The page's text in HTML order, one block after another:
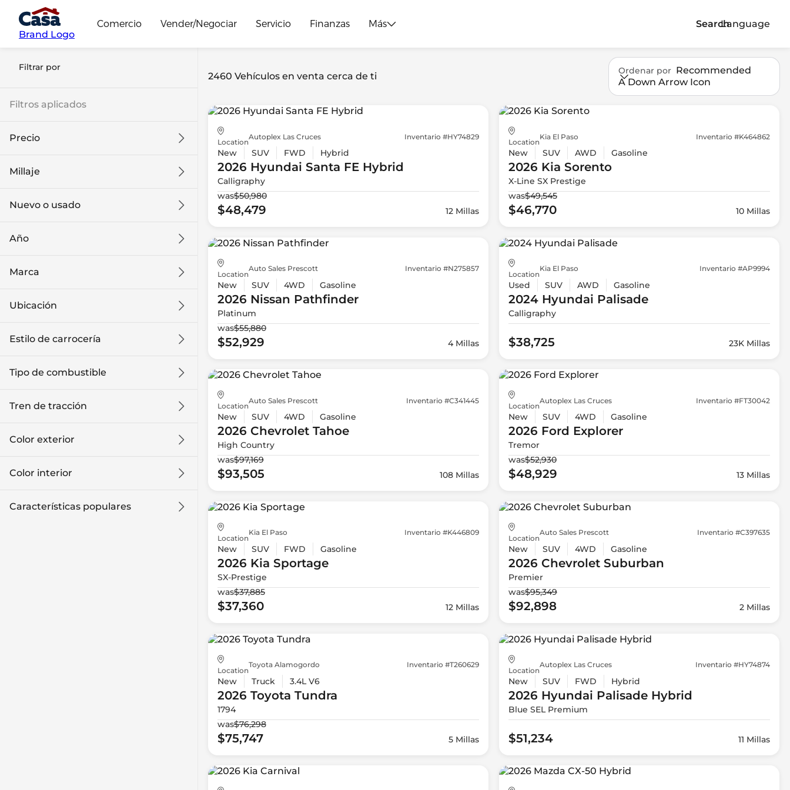
Brand Logo
Comercio Vender/Negociar Servicio Finanzas Más SearchLanguage
Filtrar por
Filtros aplicados
Precio
Millaje
Nuevo o usado
Año
Marca
Ubicación
Estilo de carrocería
Tipo de combustible
Tren de tracción
Color exterior
Color interior
Características populares
2460 Vehículos en venta cerca de ti Ordenar por Recommended
A Down Arrow Icon
Location
Autoplex Las Cruces Inventario #HY74829
New SUV FWD Hybrid
2026 Hyundai Santa FE Hybrid
Calligraphy
was$50,980
$48,479 12 Millas
Location
Kia El Paso Inventario #K464862
New SUV AWD Gasoline
2026 Kia Sorento
X-Line SX Prestige
was$49,545
$46,770 10 Millas
Location
Auto Sales Prescott Inventario #N275857
New SUV 4WD Gasoline
2026 Nissan Pathfinder
Platinum
was$55,880
$52,929 4 Millas
Location
Kia El Paso Inventario #AP9994
Used SUV AWD Gasoline
2024 Hyundai Palisade
Calligraphy
$38,725 23K Millas
Location
Auto Sales Prescott Inventario #C341445
New SUV 4WD Gasoline
2026 ChevroletTahoe
High Country
was$97,169
$93,505 108 Millas
Location
Autoplex Las Cruces Inventario #FT30042
New SUV 4WD Gasoline
2026 Ford Explorer
Tremor
was$52,930
$48,929 13 Millas
Location
Kia El Paso Inventario #K446809
New SUV FWD Gasoline
2026 Kia Sportage
SX-Prestige
was$37,885
$37,360 12 Millas
Location
Auto Sales Prescott Inventario #C397635
New SUV 4WD Gasoline
2026 ChevroletSuburban
Premier
was$95,349
$92,898 2 Millas
Location
Toyota Alamogordo Inventario #T260629
New Truck 3.4L V6
2026 Toyota Tundra
1794
was$76,298
$75,747 5 Millas
Location
Autoplex Las Cruces Inventario #HY74874
New SUV FWD Hybrid
2026 Hyundai Palisade Hybrid
Blue SEL Premium
$51,234 11 Millas